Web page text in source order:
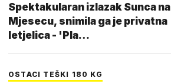
Spektakularan izlazak Sunca na
Mjesecu, snimila ga je privatna
letjelica - 'Pla…
OSTACI TEŠKI 180 KG